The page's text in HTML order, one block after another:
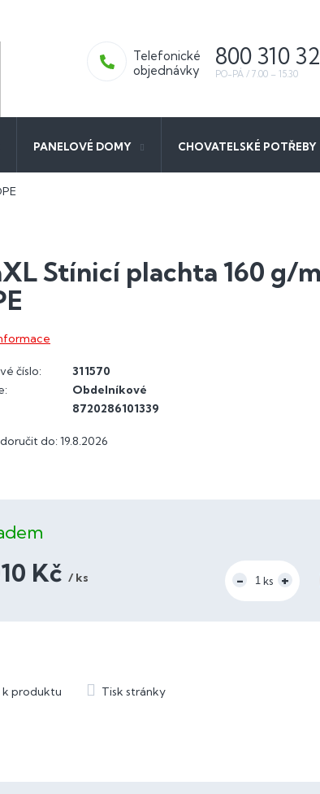
800 310
PANELOVÉ DOMY CHOVATELSKÉ POTŘEBY
Stínicí plachta 160 g/
do: 19.8.2026
Kč / ks
číslo:
311570
:
Obdelníkové
8720286101339